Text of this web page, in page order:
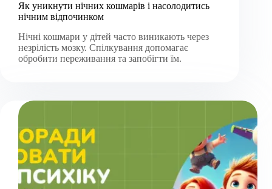
Як уникнути нічних кошмарів і насолодитись
нічним відпочинком
Нічні кошмари у дітей часто виникають через
незрілість мозку. Спілкування допомагає
обробити переживання та запобігти їм.